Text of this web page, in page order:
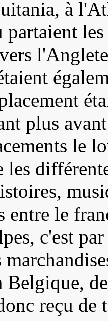
à
plus
le
les
entre le
c'est
Belgique,
reçu de